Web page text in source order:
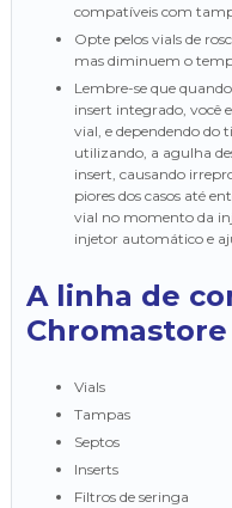
compatíveis com
Opte pelos vials de rosca curta (425), pois vedam muito bem
mas diminuem o
lembre-se que quando você utiliza um insert ou um vial com
insert integrado, você
vial, e dependendo do
utilizando, a agulha
insert, causando
piores dos casos até
vial no momento da
injetor automático e
A linha de
Vials
Tampas
Septos
Inserts
Filtros de seringa